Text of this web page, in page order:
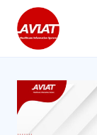
content